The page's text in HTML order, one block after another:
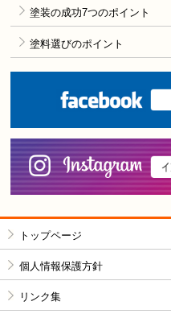
塗装の成功7つのポイント
塗料選びのポイント
トップページ
個人情報保護方針
リンク集